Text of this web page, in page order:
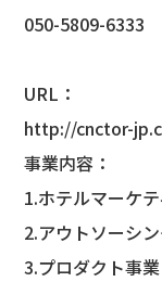
050-5809-6333
URL：
http://cnctor-
事業内容：
1.ホテルマーケ
2.アウトソーシ
3.プロダクト事業